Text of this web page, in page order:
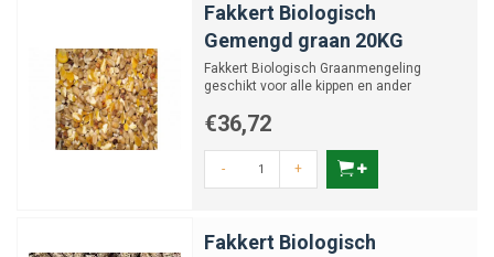
Fakkert Biologisch
Gemengd graan 20KG
Fakkert Biologisch Graanmengeling
geschikt voor alle kippen en ander
€36,72
- +
Fakkert Biologisch